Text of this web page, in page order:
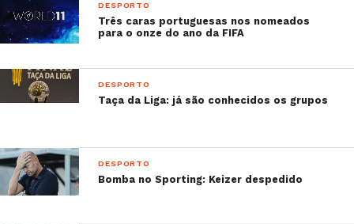
DESPORTO
Três caras portuguesas nos nomeados
para o onze do ano da FIFA
DESPORTO
Taça da Liga: já são conhecidos os grupos
DESPORTO
Bomba no Sporting: Keizer despedido